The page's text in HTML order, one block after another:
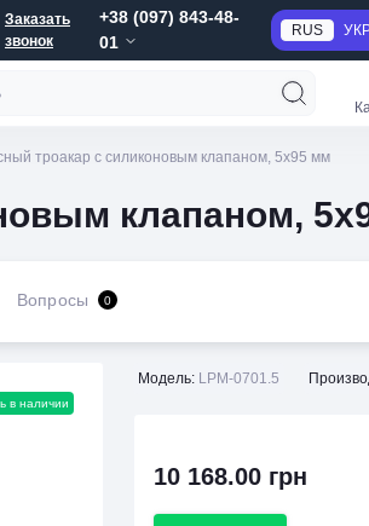
Заказать
звонок
+38 (097) 843-48-
01
RUS
троакар с силиконовым клапаном, 5х95 мм
клапаном,
Вопросы 0
в наличии
Модель: LPM-0701.5
10 168.00 грн